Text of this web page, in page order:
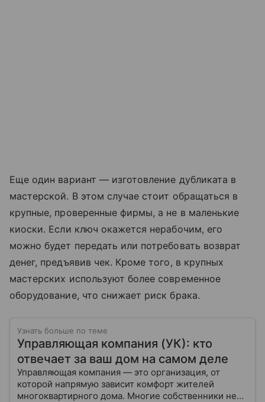
Еще один вариант — изготовление дубликата в
мастерской. В этом случае стоит обращаться в
крупные, проверенные фирмы, а не в маленькие
киоски. Если ключ окажется нерабочим, его
можно будет передать или потребовать возврат
денег, предъявив чек. Кроме того, в крупных
мастерских используют более современное
оборудование, что снижает риск брака.
Узнать больше по теме
Управляющая компания (УК): кто
отвечает за ваш дом на самом деле
Управляющая компания — это организация, от
которой напрямую зависит комфорт жителей
многоквартирного дома. Многие собственники не